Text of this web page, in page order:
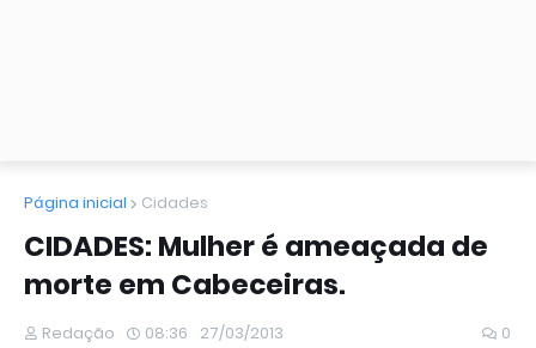
Página inicial Cidades
CIDADES: Mulher é ameaçada de
morte em Cabeceiras.
Redação 08:36 27/03/2013 0